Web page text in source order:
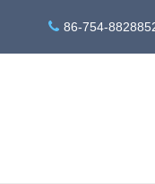
86-754-